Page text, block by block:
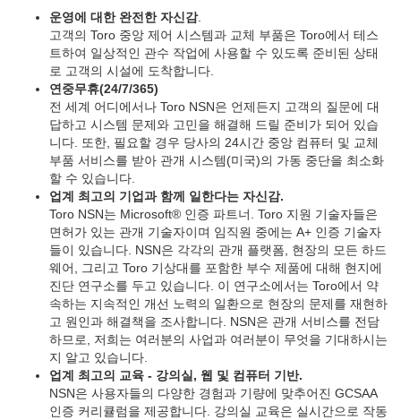
운영에 대한 완전한 자신감.
고객의 Toro 중앙 제어 시스템과 교체 부품은 Toro에서 테스
트하여 일상적인 관수 작업에 사용할 수 있도록 준비된 상태
로 고객의 시설에 도착합니다.
연중무휴(24/7/365)
전 세계 어디에서나 Toro NSN은 언제든지 고객의 질문에 대
답하고 시스템 문제와 고민을 해결해 드릴 준비가 되어 있습
니다. 또한, 필요할 경우 당사의 24시간 중앙 컴퓨터 및 교체
부품 서비스를 받아 관개 시스템(미국)의 가동 중단을 최소화
할 수 있습니다.
업계 최고의 기업과 함께 일한다는 자신감.
Toro NSN는 Microsoft® 인증 파트너. Toro 지원 기술자들은
면허가 있는 관개 기술자이며 임직원 중에는 A+ 인증 기술자
들이 있습니다. NSN은 각각의 관개 플랫폼, 현장의 모든 하드
웨어, 그리고 Toro 기상대를 포함한 부수 제품에 대해 현지에
진단 연구소를 두고 있습니다. 이 연구소에서는 Toro에서 약
속하는 지속적인 개선 노력의 일환으로 현장의 문제를 재현하
고 원인과 해결책을 조사합니다. NSN은 관개 서비스를 전담
하므로, 저희는 여러분의 사업과 여러분이 무엇을 기대하시는
지 알고 있습니다.
업계 최고의 교육 - 강의실, 웹 및 컴퓨터 기반.
NSN은 사용자들의 다양한 경험과 기량에 맞추어진 GCSAA
인증 커리큘럼을 제공합니다. 강의실 교육은 실시간으로 작동